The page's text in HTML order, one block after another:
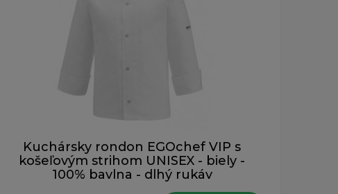
Kuchársky rondon EGOchef VIP s
košeľovým strihom UNISEX - biely -
100% bavlna - dlhý rukáv